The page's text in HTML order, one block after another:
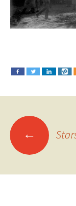
Nawigacja
po
wpisach
←